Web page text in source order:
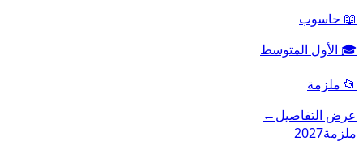
📖 حاسوب
🎓 الأول المتوسط
📂 ملزمة
عرض التفاصيل←
ملزمة2027